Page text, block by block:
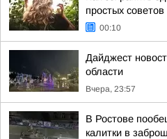
простых советов
00:10
Дайджест
области
Вчера, 23:57
В Ростове
калитки в